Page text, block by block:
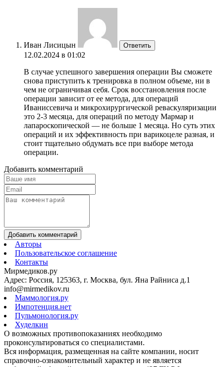
Иван Лисицын Ответить
12.02.2024 в 01:02
В случае успешного завершения операции Вы сможете
снова приступить к тренировка в полном объеме, ни в
чем не ограничивая себя. Срок восстановления после
операции зависит от ее метода, для операций
Иваниссевича и микрохирургической реваскуляризации
это 2-3 месяца, для операций по методу Мармар и
лапароскопической — не больше 1 месяца. Но суть этих
операций и их эффективность при варикоцеле разная, и
стоит тщательно обдумать все при выборе метода
операции.
Добавить комментарий
Добавить комментарий
Авторы
Пользовательское соглашение
Контакты
Мирмедиков.ру
Адрес: Россия, 125363, г. Москва, бул. Яна Райниса д.1
info@mirmedikov.ru
Маммология.ру
Импотенция.нет
Пульмонология.ру
Худелкин
О возможных противопоказаниях необходимо
проконсультироваться со специалистами.
Вся информация, размещенная на сайте компании, носит
справочно-ознакомительный характер и не является